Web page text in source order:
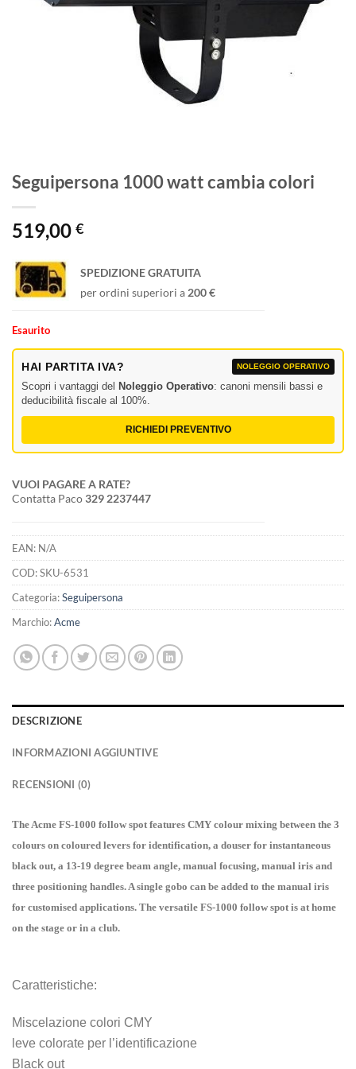
Seguipersona 1000 watt cambia colori
519,00 €
SPEDIZIONE GRATUITA
per ordini superiori a200 €
Esaurito
HAI PARTITA IVA? NOLEGGIO OPERATIVO
Scopri i vantaggi del Noleggio Operativo: canoni mensili bassi e
deducibilità fiscale al 100%.
RICHIEDI PREVENTIVO
VUOI PAGARE A RATE?
Contatta Paco329 2237447
EAN: N/A
COD:SKU-6531
Categoria:Seguipersona
Marchio:Acme
DESCRIZIONE
INFORMAZIONI AGGIUNTIVE
RECENSIONI (0)
The Acme FS-1000 follow spot features CMY colour mixing between the 3
colours on coloured levers for identification, a douser for instantaneous
black out, a 13-19 degree beam angle, manual focusing, manual iris and
three positioning handles. A single gobo can be added to the manual iris
for customised applications. The versatile FS-1000 follow spot is at home
on the stage or in a club.
Caratteristiche:
Miscelazione colori CMY
leve colorate per l’identificazione
Black out